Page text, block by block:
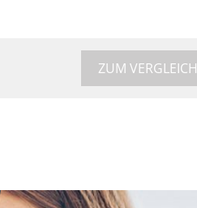
ZUM VERGLEICH